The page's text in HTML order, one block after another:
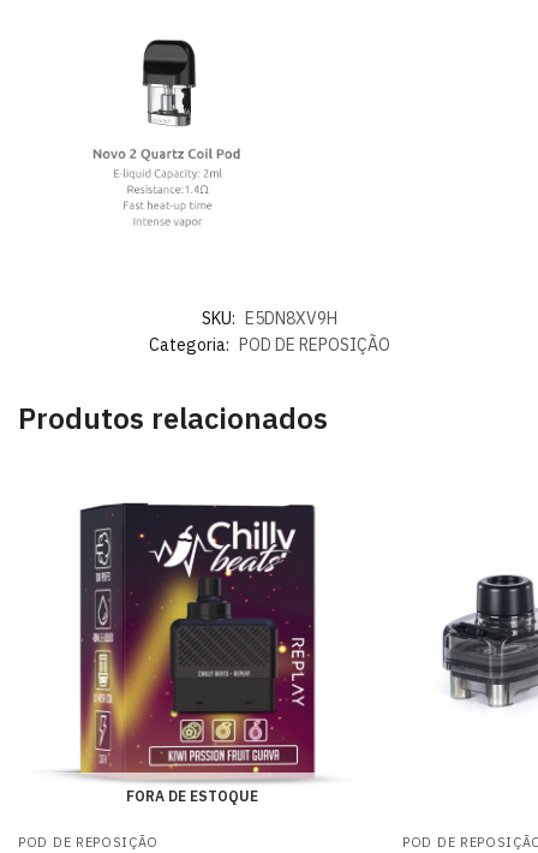
SKU: E5DN8XV9H
Categoria: POD DE REPOSIÇÃO
Produtos relacionados
FORA DE ESTOQUE
POD DE REPOSIÇÃO POD DE